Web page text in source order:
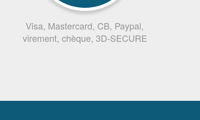
Visa, Mastercard, CB, Paypal,
virement, chèque, 3D-SECURE